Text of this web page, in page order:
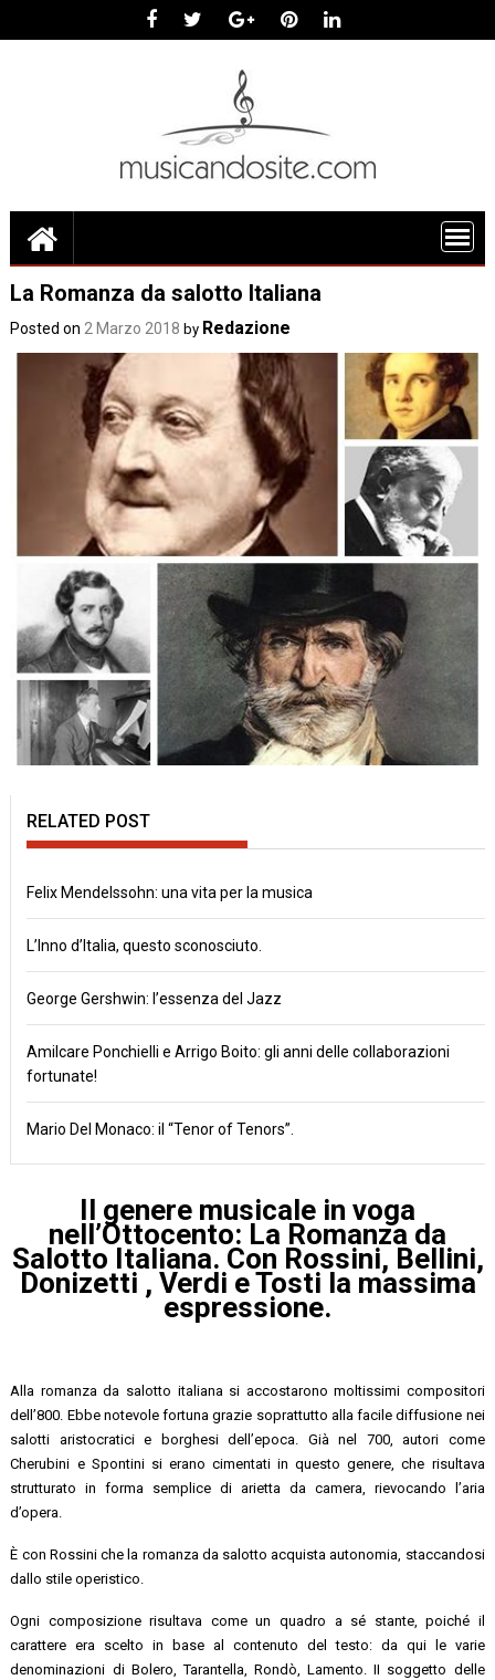
La Romanza da salotto Italiana
Posted on 2 Marzo 2018 by Redazione
RELATED POST
Felix Mendelssohn: una vita per la musica
L’Inno d’Italia, questo sconosciuto.
George Gershwin: l’essenza del Jazz
Amilcare Ponchielli e Arrigo Boito: gli anni delle collaborazioni
fortunate!
Mario Del Monaco: il “Tenor of Tenors”.
Il genere musicale in voga
nell’Ottocento: La Romanza da
Salotto Italiana. Con Rossini, Bellini,
Donizetti , Verdi e Tosti la massima
espressione.
Alla romanza da salotto italiana si accostarono moltissimi compositori
dell’800. Ebbe notevole fortuna grazie soprattutto alla facile diffusione nei
salotti aristocratici e borghesi dell’epoca. Già nel 700, autori come
Cherubini e Spontini si erano cimentati in questo genere, che risultava
strutturato in forma semplice di arietta da camera, rievocando l’aria
d’opera.
È con Rossini che la romanza da salotto acquista autonomia, staccandosi
dallo stile operistico.
Ogni composizione risultava come un quadro a sé stante, poiché il
carattere era scelto in base al contenuto del testo: da qui le varie
denominazioni di Bolero, Tarantella, Rondò, Lamento. II soggetto delle